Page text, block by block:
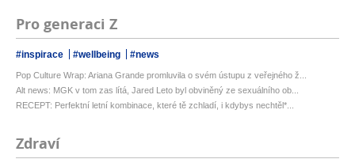
Pro generaci Z
#inspirace #wellbeing #news
Pop Culture Wrap: Ariana Grande promluvila o svém ústupu z veřejného ž...
Alt news: MGK v tom zas lítá, Jared Leto byl obviněný ze sexuálního ob...
RECEPT: Perfektní letní kombinace, které tě zchladí, i kdybys nechtěl*...
Zdraví